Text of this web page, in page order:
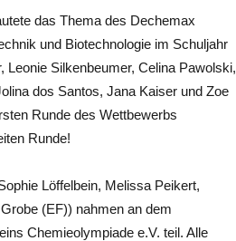
das Thema des Dechemax
und Biotechnologie im Schuljahr
Leonie Silkenbeumer, Celina Pawolski,
dos Santos, Jana Kaiser und Zoe
Runde des Wettbewerbs
Runde!
Löffelbein, Melissa Peikert,
(EF)) nahmen an dem
Chemieolympiade e.V. teil. Alle